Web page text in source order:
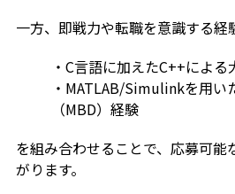
一方、即戦力や転職を意識する経
・C言語に加えたC++によ
・MATLAB/Simulinkを用い
（MBD）経験
を組み合わせることで、応募可能
がります。